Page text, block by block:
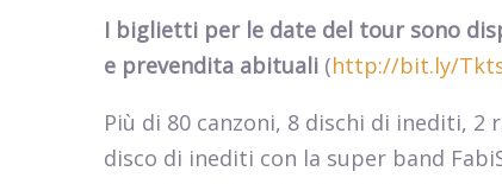
I biglietti per le date del tour sono
e prevendita abituali (http://bit.ly/
Più di 80 canzoni, 8 dischi di inediti,
disco di inediti con la super band